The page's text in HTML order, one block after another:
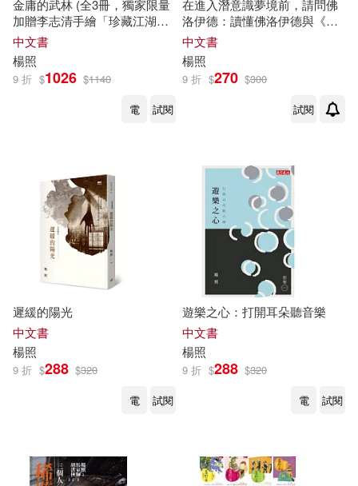
金庸的武林 (全3冊，獨家限量
加贈李志清手繪「珍藏江湖」
明信片一組3入)
中文書
楊照
9 折 $1026 $1140
電
試閱
在進入潛意識夢境前，請問佛
洛伊德：讀懂佛洛伊德與《夢
的解析》
中文書
楊照
9 折 $270 $300
試閱
遲緩的陽光
中文書
楊照
9 折 $288 $320
電
試閱
遊樂之心：打開耳朵聽音樂
中文書
楊照
9 折 $288 $320
電
試閱